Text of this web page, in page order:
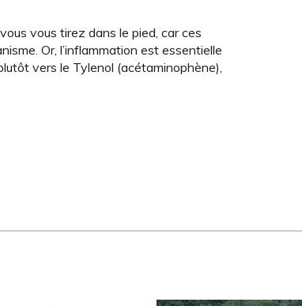
vous tirez dans le pied, car ces
Or, l’inflammation est essentielle
vers le Tylenol (acétaminophène),